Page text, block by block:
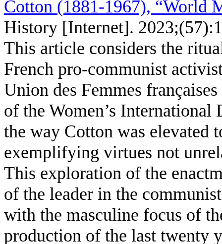
Cotton (1881-1967), “World
History [Internet].
This article considers the
French pro-communist
Union des Femmes
of the Women’s
the way Cotton was elevated
exemplifying virtues not
This exploration of the
of the leader in the
with the masculine focus of
production of the last twenty